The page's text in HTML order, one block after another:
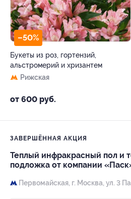
–50%
Букеты из роз, гортензий,
альстромерий и хризантем
Рижская
от 600 руб.
ЗАВЕРШЁННАЯ АКЦИЯ
Теплый инфракрасный пол и
подложка от компании
Первомайская, г. Москва, ул. 3